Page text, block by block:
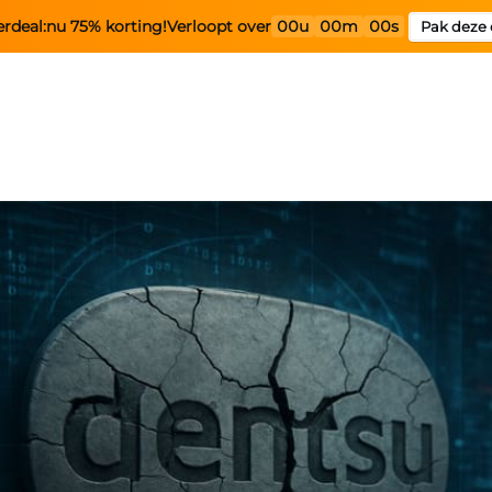
nu 75% korting!Verloopt over 00u 00m 00s Pak deze